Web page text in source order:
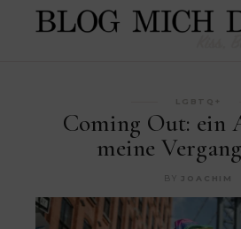
LGBTQ+
Coming Out: ein
meine
BY JOACHIM